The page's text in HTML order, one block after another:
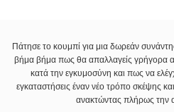
Πάτησε το κουμπί για μια δωρεάν
βήμα βήμα πως θα απαλλαγείς γρήγορα
κατά την εγκυμοσύνη και πως να
εγκαταστήσεις έναν νέο τρόπο σκέψης
ανακτώντας πλήρως την